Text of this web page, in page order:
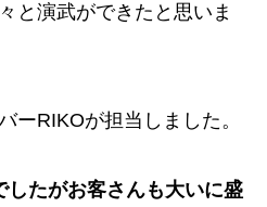
と演武ができたと思いま
ーRIKOが担当しました。
したがお客さんも大いに盛